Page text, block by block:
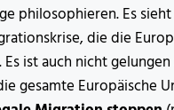
philosophieren. Es
die die
ist auch nicht
gesamte Europäische